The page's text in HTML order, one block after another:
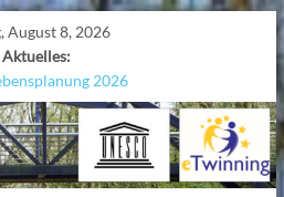
August 8, 2026
Aktuelles:
2026
überwinden“
bilden sich in Alicante fort